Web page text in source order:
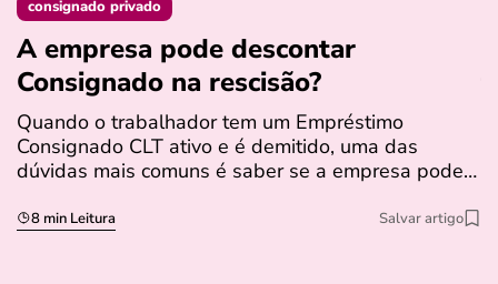
consignado privado
A empresa pode descontar
Consignado na rescisão​?
Quando o trabalhador tem um Empréstimo
Consignado CLT ativo e é demitido, uma das
dúvidas mais comuns é saber se a empresa pode…
8 min Leitura Salvar artigo